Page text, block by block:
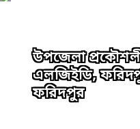
উপজেলা
এলজিইডি,
ফরিদপুর